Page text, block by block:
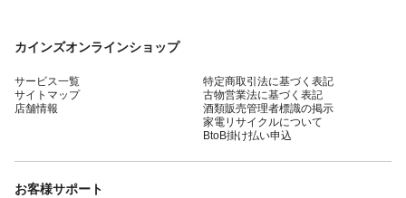
カインズオンラインショップ
サービス一覧
サイトマップ
店舗情報
特定商取引法に基づく表記
古物営業法に基づく表記
酒類販売管理者標識の掲示
家電リサイクルについて
BtoB掛け払い申込
お客様サポート